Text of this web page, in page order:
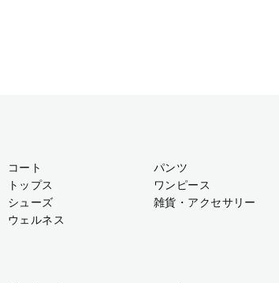
コート パンツ
トップス ワンピース
シューズ 雑貨・アクセサリー
ウェルネス